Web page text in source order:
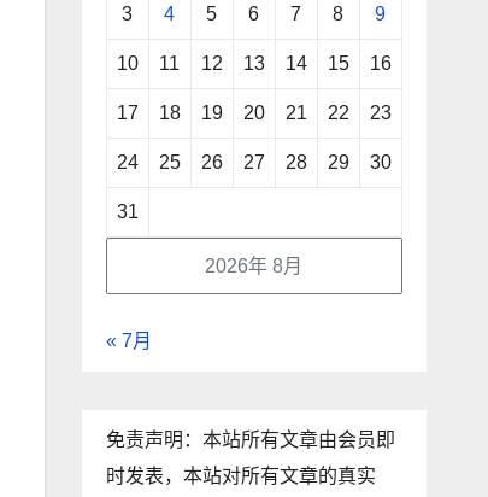
2026年 8月
3 4 5 6 7 8 9
10 11 12 13 14 15 16
17 18 19 20 21 22 23
24 25 26 27 28 29 30
31
« 7月
免责声明：本站所有文章由会员即
时发表，本站对所有文章的真实